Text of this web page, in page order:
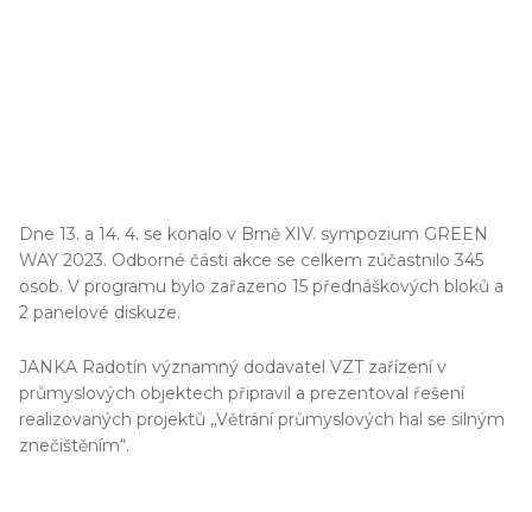
Dne 13. a 14. 4. se konalo v Brně XIV. sympozium GREEN
WAY 2023. Odborné části akce se celkem zúčastnilo 345
osob. V programu bylo zařazeno 15 přednáškových bloků a
2 panelové diskuze.
JANKA Radotín významný dodavatel VZT zařízení v
průmyslových objektech připravil a prezentoval řešení
realizovaných projektů „Větrání průmyslových hal se silným
znečištěním“.